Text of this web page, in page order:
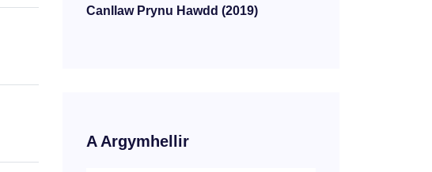
Canllaw Prynu Hawdd (2019)
A Argymhellir